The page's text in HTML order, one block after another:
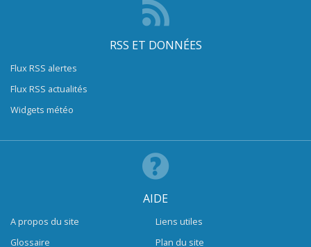
RSS ET DONNÉES
Flux RSS alertes
Flux RSS actualités
Widgets météo
AIDE
A propos du site
Glossaire
Liens utiles
Plan du site